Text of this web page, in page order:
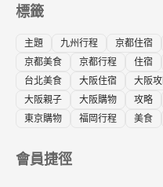
標籤
主題 九州行程 京都住宿
京都美食
京都行程 住宿
台北美食
大阪住宿 大阪
大阪親子
大阪購物 攻略
東京購物
福岡行程 美食
會員捷徑